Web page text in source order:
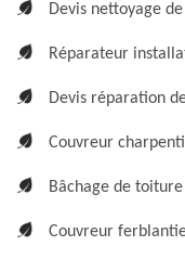
Devis nettoyage
Réparateur
Devis réparation
Couvreur
Bâchage de
Couvreur